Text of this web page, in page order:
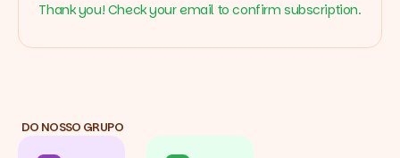
Thank you! Check your email to confirm subscription.
DO NOSSO GRUPO